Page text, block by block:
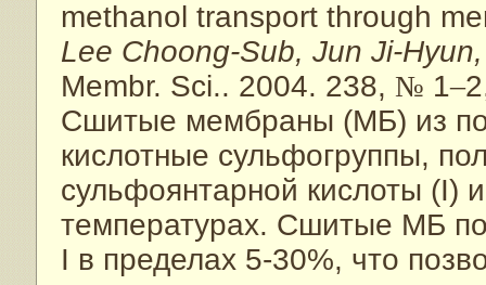
methanol transport through
Lee Choong-Sub, Jun Ji-
Membr. Sci.. 2004. 238, № 1–
Сшитые мембраны (МБ) из
кислотные сульфогруппы,
сульфоянтарной кислоты (I)
температурах. Сшитые МБ
I в пределах 5-30%, что